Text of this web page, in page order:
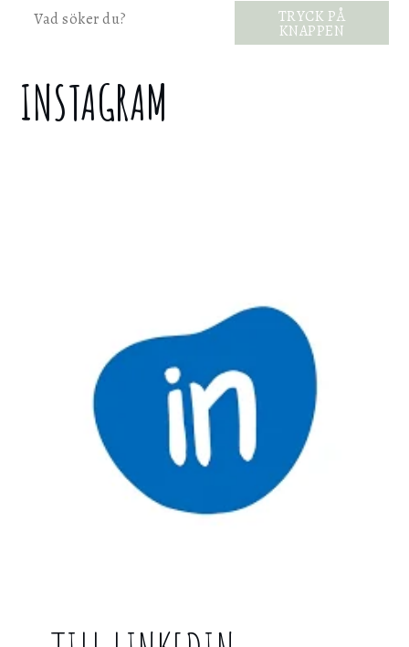
Sök TRYCK PÅ
KNAPPEN
INSTAGRAM